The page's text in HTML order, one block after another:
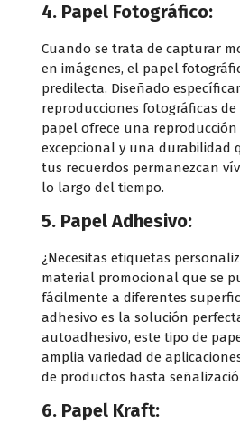
4. Papel Fotográfico:
Cuando se trata de capturar
en imágenes, el papel
predilecta. Diseñado
reproducciones fotográficas
papel ofrece una reproducción
excepcional y una durabilidad
tus recuerdos permanezcan
lo largo del tiempo.
5. Papel Adhesivo:
¿Necesitas etiquetas
material promocional que se
fácilmente a diferentes
adhesivo es la solución
autoadhesivo, este tipo de
amplia variedad de
de productos hasta
6. Papel Kraft: